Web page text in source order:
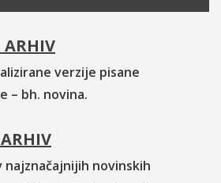
ARHIV
verzije pisane
– bh. novina.
novinskih